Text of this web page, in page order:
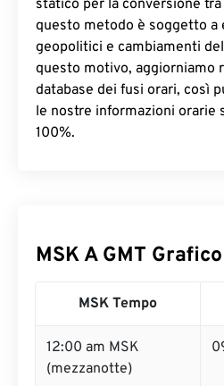
statico per la conversione
questo metodo è soggetto a
geopolitici e cambiamenti
questo motivo, aggiorniamo
database dei fusi orari, così
le nostre informazioni orarie
100%.
MSK A GMT Grafico
MSK Tempo
12:00 am MSK
(mezzanotte)